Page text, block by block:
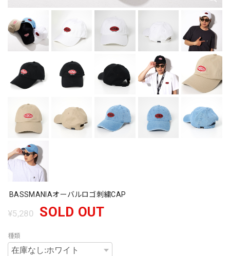
BASSMANIAオーバルロゴ刺繍CAP
¥5,280 SOLD OUT
種類